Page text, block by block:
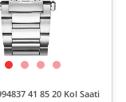
41 85 20 Kol Saati